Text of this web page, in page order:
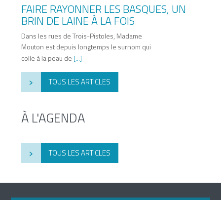
FAIRE RAYONNER LES BASQUES, UN
BRIN DE LAINE À LA FOIS
Dans les rues de Trois-Pistoles, Madame
Mouton est depuis longtemps le surnom qui
colle à la peau de [...]
› TOUS LES ARTICLES
À L'AGENDA
› TOUS LES ARTICLES